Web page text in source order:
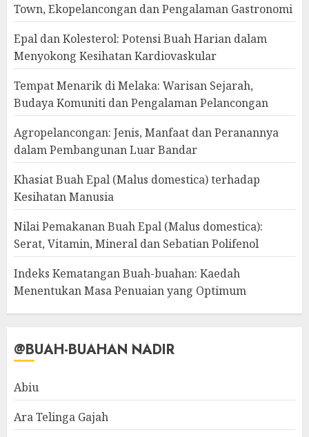
Town, Ekopelancongan dan Pengalaman Gastronomi
Epal dan Kolesterol: Potensi Buah Harian dalam
Menyokong Kesihatan Kardiovaskular
Tempat Menarik di Melaka: Warisan Sejarah,
Budaya Komuniti dan Pengalaman Pelancongan
Agropelancongan: Jenis, Manfaat dan Peranannya
dalam Pembangunan Luar Bandar
Khasiat Buah Epal (Malus domestica) terhadap
Kesihatan Manusia
Nilai Pemakanan Buah Epal (Malus domestica):
Serat, Vitamin, Mineral dan Sebatian Polifenol
Indeks Kematangan Buah-buahan: Kaedah
Menentukan Masa Penuaian yang Optimum
@BUAH-BUAHAN NADIR
Abiu
Ara Telinga Gajah